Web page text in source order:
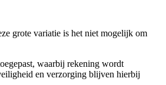
grote variatie is het niet mogelijk om
waarbij rekening wordt
en verzorging blijven hierbij